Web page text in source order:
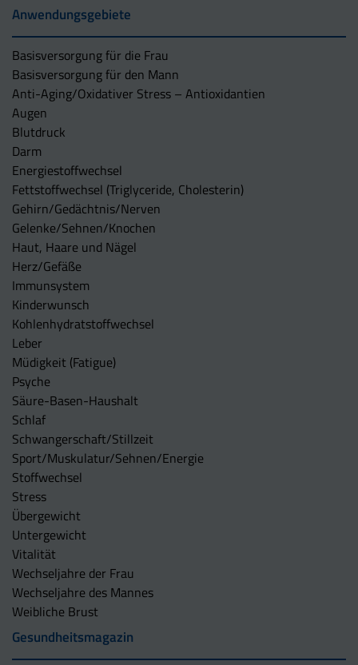
Anwendungsgebiete
Basisversorgung für die Frau
Basisversorgung für den Mann
Anti-Aging/Oxidativer Stress – Antioxidantien
Augen
Blutdruck
Darm
Energiestoffwechsel
Fettstoffwechsel (Triglyceride, Cholesterin)
Gehirn/Gedächtnis/Nerven
Gelenke/Sehnen/Knochen
Haut, Haare und Nägel
Herz/Gefäße
Immunsystem
Kinderwunsch
Kohlenhydratstoffwechsel
Leber
Müdigkeit (Fatigue)
Psyche
Säure-Basen-Haushalt
Schlaf
Schwangerschaft/Stillzeit
Sport/Muskulatur/Sehnen/Energie
Stoffwechsel
Stress
Übergewicht
Untergewicht
Vitalität
Wechseljahre der Frau
Wechseljahre des Mannes
Weibliche Brust
Gesundheitsmagazin